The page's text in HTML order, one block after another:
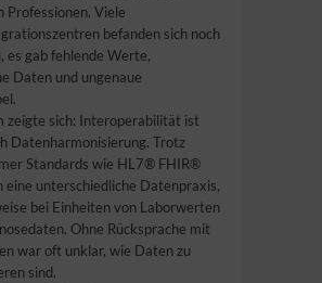
Professionen. Viele
befanden sich noch
es gab fehlende Werte,
Daten und ungenaue
zeigte sich: Interoperabilität ist
Datenharmonisierung. Trotz
Standards wie HL7® FHIR®
eine unterschiedliche Datenpraxis,
bei Einheiten von Laborwerten
Ohne Rücksprache mit
war oft unklar, wie Daten zu
sind.